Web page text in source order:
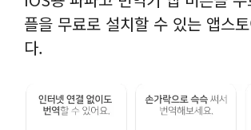
플을 무료로 설치할 수 있는 앱스
다.